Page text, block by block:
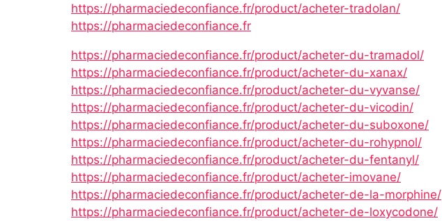
https://pharmaciedeconfiance.fr/product/acheter-tradolan/
https://pharmaciedeconfiance.fr
https://pharmaciedeconfiance.fr/product/acheter-du-tramadol/
https://pharmaciedeconfiance.fr/product/acheter-du-xanax/
https://pharmaciedeconfiance.fr/product/acheter-du-vyvanse/
https://pharmaciedeconfiance.fr/product/acheter-du-vicodin/
https://pharmaciedeconfiance.fr/product/acheter-du-suboxone/
https://pharmaciedeconfiance.fr/product/acheter-du-rohypnol/
https://pharmaciedeconfiance.fr/product/acheter-du-fentanyl/
https://pharmaciedeconfiance.fr/product/acheter-imovane/
https://pharmaciedeconfiance.fr/product/acheter-de-la-morphine/
https://pharmaciedeconfiance.fr/product/acheter-de-loxycodone/